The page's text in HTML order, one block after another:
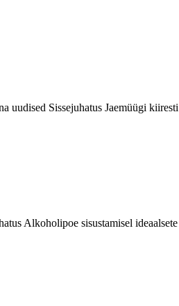
Sissejuhatus Jaemüügi
Alkoholipoe sisustamisel